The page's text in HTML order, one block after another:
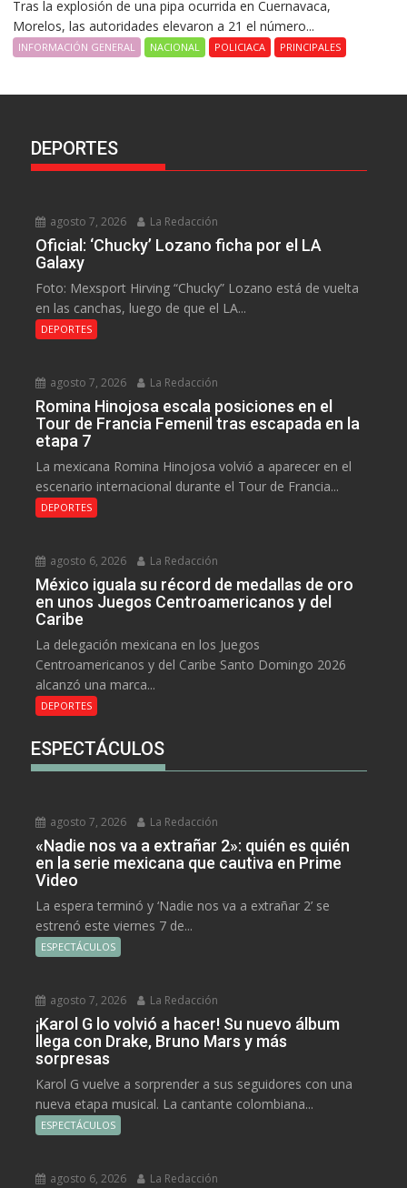
Tras la explosión de una pipa ocurrida en Cuernavaca,
Morelos, las autoridades elevaron a 21 el número...
INFORMACIÓN GENERAL NACIONAL POLICIACA PRINCIPALES
DEPORTES
agosto 7, 2026 La Redacción
Oficial: ‘Chucky’ Lozano ficha por el LA
Galaxy
Foto: Mexsport Hirving “Chucky” Lozano está de vuelta
en las canchas, luego de que el LA...
DEPORTES
agosto 7, 2026 La Redacción
Romina Hinojosa escala posiciones en el
Tour de Francia Femenil tras escapada en la
etapa 7
La mexicana Romina Hinojosa volvió a aparecer en el
escenario internacional durante el Tour de Francia...
DEPORTES
agosto 6, 2026 La Redacción
México iguala su récord de medallas de oro
en unos Juegos Centroamericanos y del
Caribe
La delegación mexicana en los Juegos
Centroamericanos y del Caribe Santo Domingo 2026
alcanzó una marca...
DEPORTES
ESPECTÁCULOS
agosto 7, 2026 La Redacción
«Nadie nos va a extrañar 2»: quién es quién
en la serie mexicana que cautiva en Prime
Video
La espera terminó y ‘Nadie nos va a extrañar 2’ se
estrenó este viernes 7 de...
ESPECTÁCULOS
agosto 7, 2026 La Redacción
¡Karol G lo volvió a hacer! Su nuevo álbum
llega con Drake, Bruno Mars y más
sorpresas
Karol G vuelve a sorprender a sus seguidores con una
nueva etapa musical. La cantante colombiana...
ESPECTÁCULOS
agosto 6, 2026 La Redacción